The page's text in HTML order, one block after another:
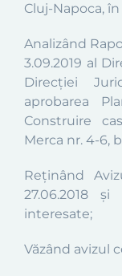
Cluj-Napoca,
Analizând
3.09.2019 al
Direcției
aprobarea
Construire
Merca nr. 4-6,
ReținândA
27.06.2018 și
interesate;
Văzând avizul